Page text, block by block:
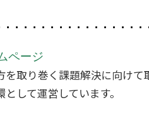
ページ
取り巻く課題解決に向けて
して運営しています。